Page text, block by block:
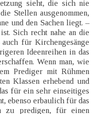
sieht, die sich nie
Stellen ausgenommen,
und den Sachen liegt. –
Sich recht nahe an die
für Kirchengesänge
Ideenreihen in das
Wenn man, wie
Prediger mit Rühmen
Klassen erhebend und
für ein sehr einseitiges
ebenso erbaulich für das
zu predigen, für einen